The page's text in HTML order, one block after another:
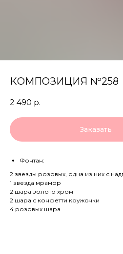
КОМПОЗИЦИЯ №258
2 490 р.
Заказать
Фонтан:
2 звезды розовых, одна из них с
1 звезда мрамор
2 шара золото хром
2 шара с конфетти кружочки
4 розовых шара